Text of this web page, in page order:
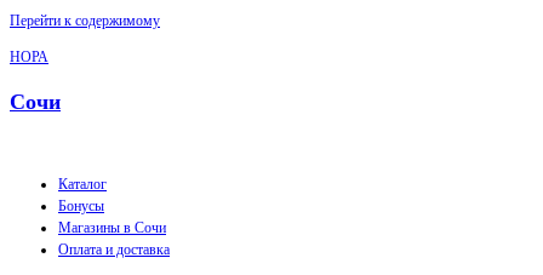
Перейти к содержимому
НОРА
Сочи
Каталог
Бонусы
Магазины в Сочи
Оплата и доставка